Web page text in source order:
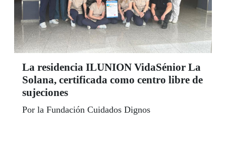
La residencia ILUNION VidaSénior La
Solana, certificada como centro libre de
sujeciones
Por la Fundación Cuidados Dignos